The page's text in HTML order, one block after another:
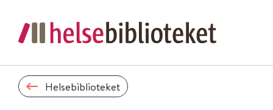
Helsebiblioteket